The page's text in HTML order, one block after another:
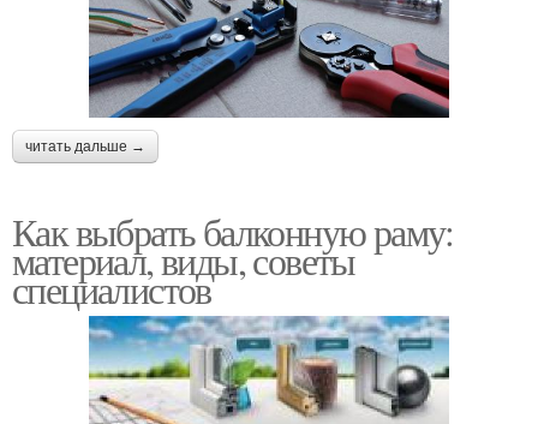
читать дальше →
Как выбрать балконную раму:
материал, виды, советы
специалистов